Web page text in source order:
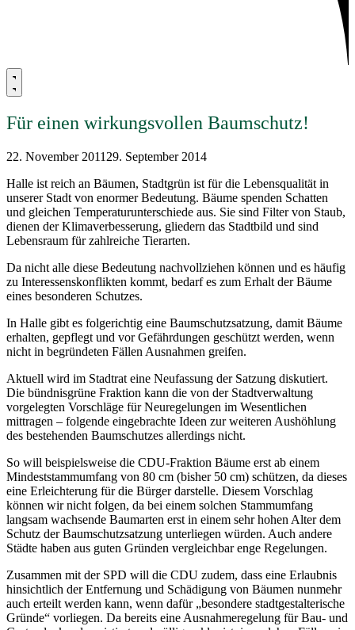
Für einen wirkungsvollen Baumschutz!
22. November 2011 29. September 2014
Halle ist reich an Bäumen, Stadtgrün ist für die Lebensqualität in
unserer Stadt von enormer Bedeutung. Bäume spenden Schatten
und gleichen Temperaturunterschiede aus. Sie sind Filter von Staub,
dienen der Klimaverbesserung, gliedern das Stadtbild und sind
Lebensraum für zahlreiche Tierarten.
Da nicht alle diese Bedeutung nachvollziehen können und es häufig
zu Interessenskonflikten kommt, bedarf es zum Erhalt der Bäume
eines besonderen Schutzes.
In Halle gibt es folgerichtig eine Baumschutzsatzung, damit Bäume
erhalten, gepflegt und vor Gefährdungen geschützt werden, wenn
nicht in begründeten Fällen Ausnahmen greifen.
Aktuell wird im Stadtrat eine Neufassung der Satzung diskutiert.
Die bündnisgrüne Fraktion kann die von der Stadtverwaltung
vorgelegten Vorschläge für Neuregelungen im Wesentlichen
mittragen – folgende eingebrachte Ideen zur weiteren Aushöhlung
des bestehenden Baumschutzes allerdings nicht.
So will beispielsweise die CDU-Fraktion Bäume erst ab einem
Mindeststammumfang von 80 cm (bisher 50 cm) schützen, da dieses
eine Erleichterung für die Bürger darstelle. Diesem Vorschlag
können wir nicht folgen, da bei einem solchen Stammumfang
langsam wachsende Baumarten erst in einem sehr hohen Alter dem
Schutz der Baumschutzsatzung unterliegen würden. Auch andere
Städte haben aus guten Gründen vergleichbar enge Regelungen.
Zusammen mit der SPD will die CDU zudem, dass eine Erlaubnis
hinsichtlich der Entfernung und Schädigung von Bäumen nunmehr
auch erteilt werden kann, wenn dafür „besondere stadtgestalterische
Gründe“ vorliegen. Da bereits eine Ausnahmeregelung für Bau- und